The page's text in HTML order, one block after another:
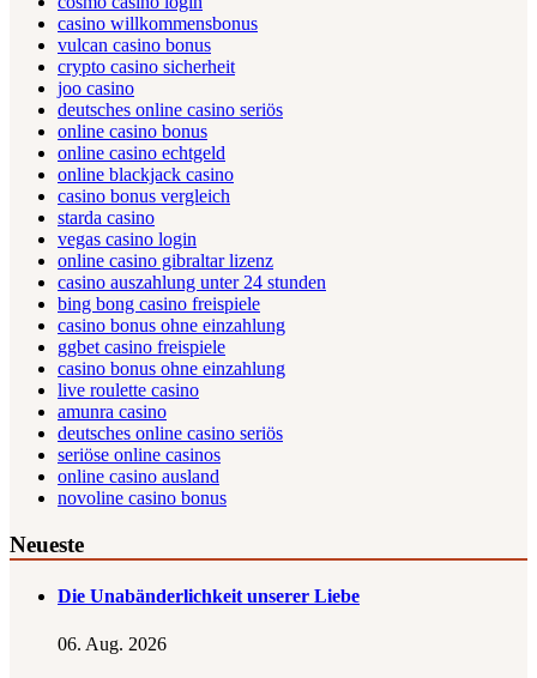
casino willkommensbonus
vulcan casino bonus
crypto casino sicherheit
joo casino
deutsches online casino seriös
online casino bonus
online casino echtgeld
online blackjack casino
casino bonus vergleich
starda casino
vegas casino login
online casino gibraltar lizenz
casino auszahlung unter 24 stunden
bing bong casino freispiele
casino bonus ohne einzahlung
ggbet casino freispiele
casino bonus ohne einzahlung
live roulette casino
amunra casino
deutsches online casino seriös
seriöse online casinos
online casino ausland
novoline casino bonus
Neueste
Die Unabänderlichkeit unserer Liebe
06. Aug. 2026